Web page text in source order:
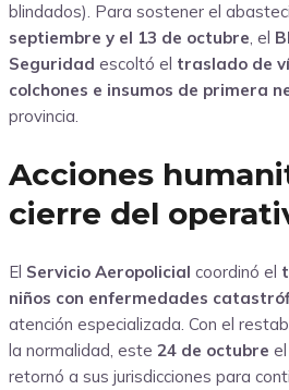
blindados). Para sostener el
septiembre y el 13 de octubre, el
Seguridad escoltó el traslado de
colchones e insumos de primera
provincia.
Acciones
cierre del
El Servicio Aeropolicial coordinó el
niños con enfermedades
atención especializada. Con el
la normalidad, este 24 de octubre
retornó a sus jurisdicciones para